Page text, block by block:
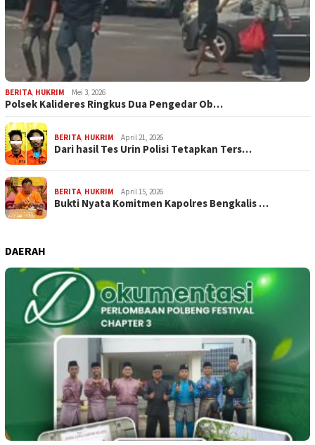
BERITA HUKRIM Mei 3, 2026
Polsek Kalideres Ringkus Dua Pengedar Ob…
BERITA HUKRIM April 21, 2026
Dari hasil Tes Urin Polisi Tetapkan Ters…
BERITA HUKRIM April 15, 2026
Bukti Nyata Komitmen Kapolres Bengkalis …
DAERAH